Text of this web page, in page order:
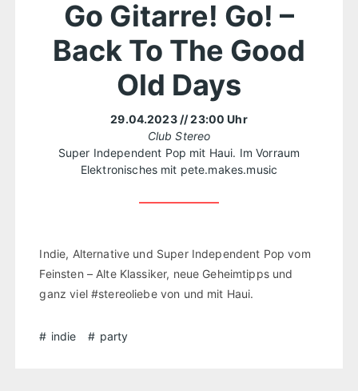
Go Gitarre! Go! –
Back To The Good
Old Days
29.04.2023 // 23:00 Uhr
Club Stereo
Super Independent Pop mit Haui. Im Vorraum
Elektronisches mit pete.makes.music
Indie, Alternative und Super Independent Pop vom
Feinsten – Alte Klassiker, neue Geheimtipps und
ganz viel #stereoliebe von und mit Haui.
indie party